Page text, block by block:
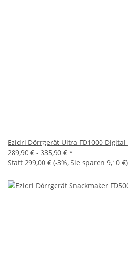
Ezidri Dörrgerät Ultra FD1000 Digital
289,90 € - 335,90 € *
Statt 299,00 € (-3%, Sie sparen 9,10 €)